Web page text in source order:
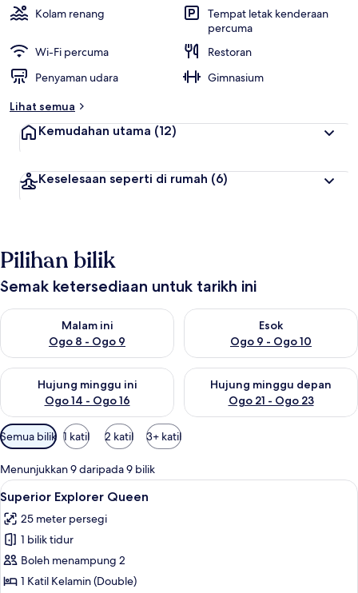
Kolam renang
Tempat letak kenderaan
percuma
Wi-Fi percuma
Restoran
Penyaman udara
Gimnasium
Lihat semua
Kemudahan utama (12)
Keselesaan seperti di rumah (6)
Pilihan bilik
Semak ketersediaan untuk tarikh ini
Malam ini
Ogo 8 - Ogo 9
Semak ketersediaan untuk malam ini Ogo 8 - Ogo 9
Esok
Ogo 9 - Ogo 10
Semak ketersediaan untuk
Hujung minggu ini
Ogo 14 - Ogo 16
Semak ketersediaan untuk hujung minggu ini Ogo 14 - Ogo 16
Hujung minggu depan
Ogo 21 - Ogo 23
Semak ketersediaan untuk
Penapis
yang
tersedia
untuk
bilik
Semua bilik 1 katil 2 katil 3+ katil
Menunjukkan 9 daripada 9 bilik
Lihat
semua
foto
untuk
Superior
Explorer
Superior Explorer Queen | Peti besi
7
Superior Explorer Queen
25 meter persegi
1 bilik tidur
Boleh menampung 2
1 Katil Kelamin (Double)